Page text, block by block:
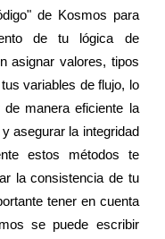
de Kosmos para
de tu lógica de
asignar valores, tipos
variables de flujo, lo
manera eficiente la
asegurar la integridad
estos métodos te
la consistencia de tu
tener en cuenta
se puede escribir